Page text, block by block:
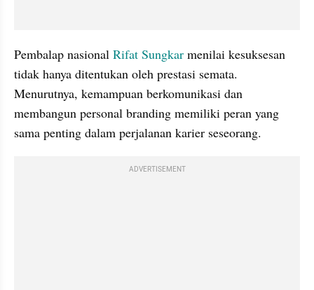
Pembalap nasional Rifat Sungkar menilai kesuksesan
tidak hanya ditentukan oleh prestasi semata.
Menurutnya, kemampuan berkomunikasi dan
membangun personal branding memiliki peran yang
sama penting dalam perjalanan karier seseorang.
ADVERTISEMENT